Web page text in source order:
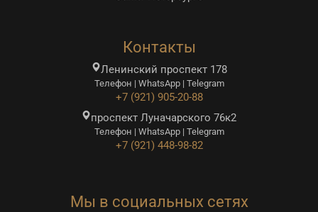
Контакты
Ленинский проспект 178
Телефон | WhatsApp | Telegram
+7 (921) 905-20-88
проспект Луначарского 76к2
Телефон | WhatsApp | Telegram
+7 (921) 448-98-82
Мы в социальных сетях